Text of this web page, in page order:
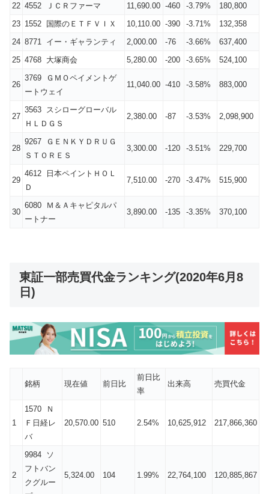
22 4552 ＪＣＲファーマ 11,690.00 -460 -3.79%
180,800
23 1552 国際のＥＴＦＶＩＸ 10,110.00 -390 -3.71%
132,358
24 8771 イー・ギャランティ 2,000.00 -76 -3.66%
637,400
25 4768 大塚商会 5,280.00 -200 -3.65% 524,100
26
3769 ＧＭＯペイメントゲ
ートウェイ
11,040.00 -410 -3.58% 883,000
27
3563 スシローグローバル
ＨＬＤＧＳ
2,380.00 -87 -3.53% 2,098,900
28
9267 ＧＥＮＫＹＤＲＵＧ
ＳＴＯＲＥＳ
3,300.00 -120 -3.51% 229,700
29
4612 日本ペイントＨＯＬ
Ｄ
7,510.00 -270 -3.47% 515,900
30
6080 Ｍ＆Ａキャピタルパ
ートナー
3,890.00 -135 -3.35% 370,100
東証一部売買代金ランキング(2020年6月8
日)
銘柄 現在値 前日比
前日比
率
出来高 売買代金
1
1570 Ｎ
Ｆ日経レ
バ
20,570.00 510 2.54% 10,625,912 217,866,360
2
9984 ソ
フトバン
クグルー
5,324.00 104 1.99% 22,764,100 120,885,867